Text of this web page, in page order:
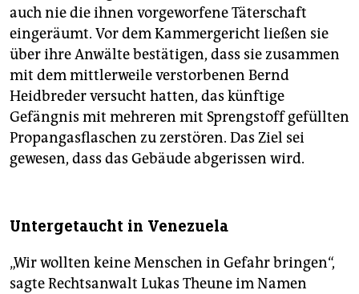
auch nie die ihnen vorgeworfene Täterschaft
eingeräumt. Vor dem Kammergericht ließen sie
über ihre Anwälte bestätigen, dass sie zusammen
mit dem mittlerweile verstorbenen Bernd
Heidbreder versucht hatten, das künftige
Gefängnis mit mehreren mit Sprengstoff gefüllten
Propangasflaschen zu zerstören. Das Ziel sei
gewesen, dass das Gebäude abgerissen wird.
Untergetaucht in Venezuela
„Wir wollten keine Menschen in Gefahr bringen“,
sagte Rechtsanwalt Lukas Theune im Namen